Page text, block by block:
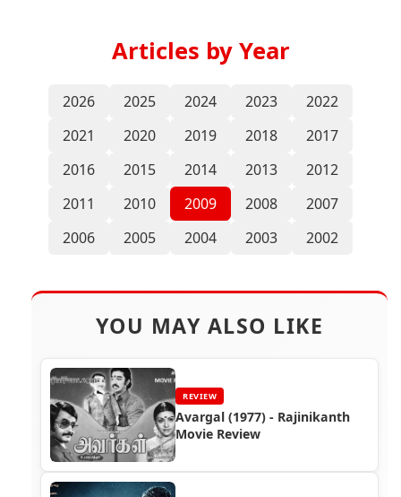
Articles by Year
2026 2025 2024 2023
2022
2021
2020 2019 2018
2017
2016
2015 2014 2013
2012
2011
2010 2009 2008
2007
2006
2005 2004 2003 2002
YOU MAY ALSO LIKE
REVIEW
Avargal (1977) - Rajinikanth
Movie Review